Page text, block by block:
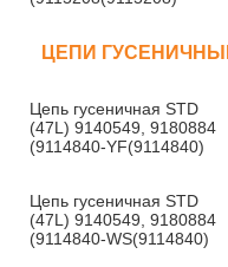
ЦЕПИ
Цепь гусеничная STD
(47L) 9140549, 9180884
(9114840-YF(9114840)
Цепь гусеничная STD
(47L) 9140549, 9180884
(9114840-WS(9114840)